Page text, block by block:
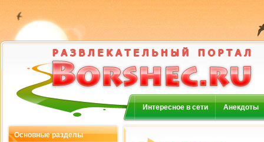
Интересное в сети Анекдоты
Основные разделы